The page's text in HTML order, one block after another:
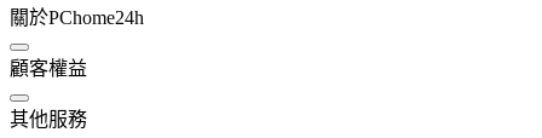
關於PChome24h
顧客權益
其他服務